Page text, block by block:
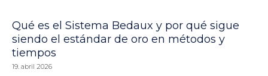
Qué es el Sistema Bedaux y por qué sigue
siendo el estándar de oro en métodos y
tiempos
19. abril 2026